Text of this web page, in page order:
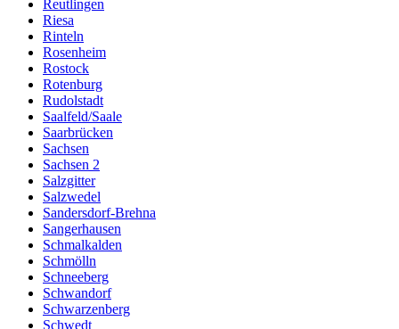
Reutlingen
Riesa
Rinteln
Rosenheim
Rostock
Rotenburg
Rudolstadt
Saalfeld/Saale
Saarbrücken
Sachsen
Sachsen 2
Salzgitter
Salzwedel
Sandersdorf-Brehna
Sangerhausen
Schmalkalden
Schmölln
Schneeberg
Schwandorf
Schwarzenberg
Schwedt